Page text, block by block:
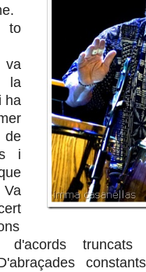
to
va
la
ha
de
i
Va
d'acords